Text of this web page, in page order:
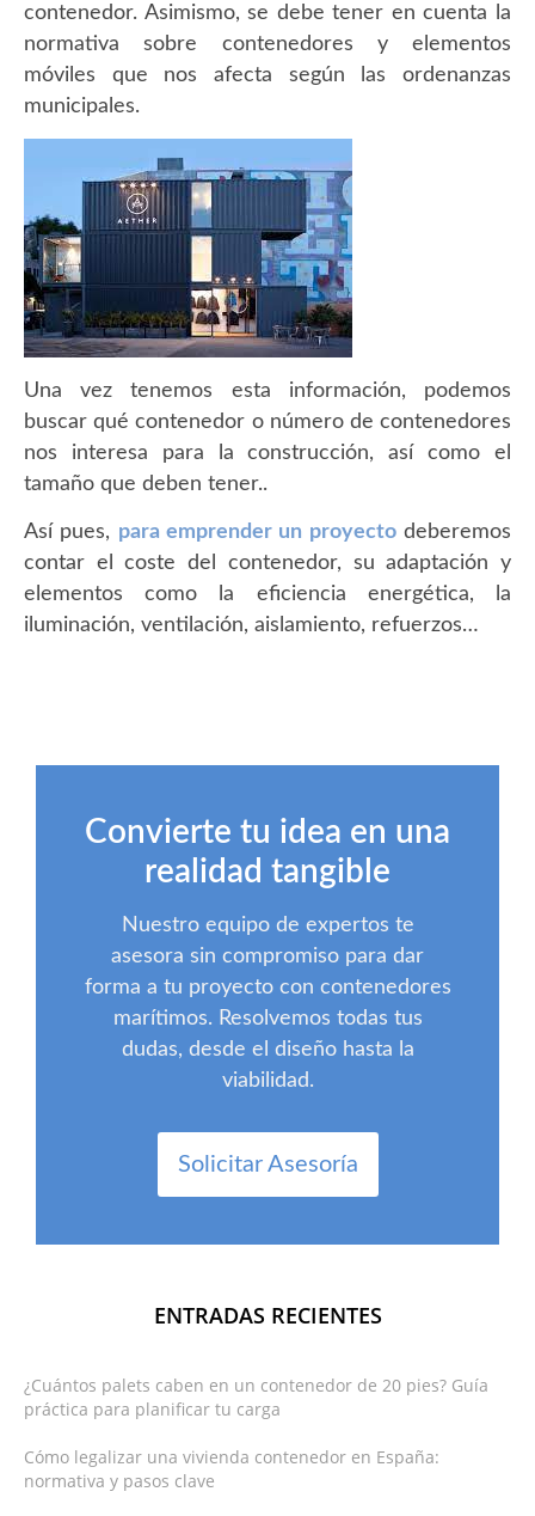
contenedor. Asimismo, se debe tener en cuenta la
normativa sobre contenedores y elementos
móviles que nos afecta según las ordenanzas
municipales.
Una vez tenemos esta información, podemos
buscar qué contenedor o número de contenedores
nos interesa para la construcción, así como el
tamaño que deben tener..
Así pues, para emprender un proyectodeberemos
contar el coste del contenedor, su adaptación y
elementos como la eficiencia energética, la
iluminación, ventilación, aislamiento, refuerzos…
Convierte tu idea en una
realidad tangible
Nuestro equipo de expertos te
asesora sin compromiso para dar
forma a tu proyecto con contenedores
marítimos. Resolvemos todas tus
dudas, desde el diseño hasta la
viabilidad.
Solicitar Asesoría
ENTRADAS RECIENTES
¿Cuántos palets caben en un contenedor de 20 pies? Guía
práctica para planificar tu carga
Cómo legalizar una vivienda contenedor en España:
normativa y pasos clave